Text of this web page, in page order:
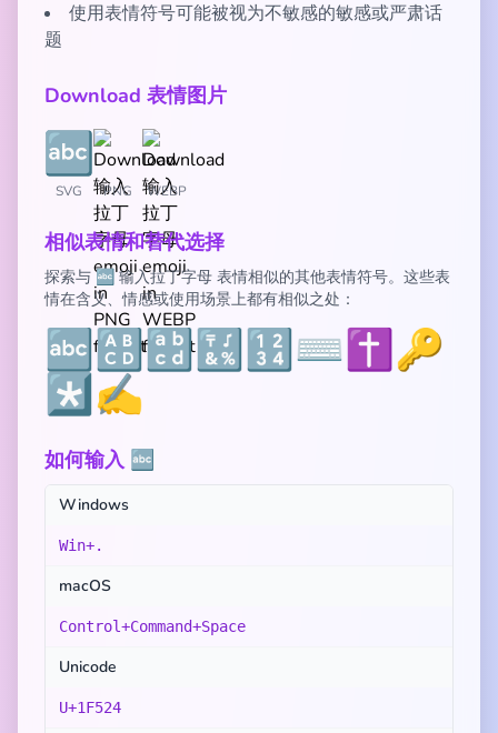
使用表情符号可能被视为不敏感的敏感或严肃话
题
Download 表情图片
SVG PNG WEBP
相似表情和替代选择
探索与 🔤 输入拉丁字母 表情相似的其他表情符号。这些表
情在含义、情感或使用场景上都有相似之处：
🔤🔠🔡🔣 🔢 ⌨️✝️ 🔑
*️⃣✍️
如何输入 🔤
Windows
Win+.
macOS
Control+Command+Space
Unicode
U+1F524